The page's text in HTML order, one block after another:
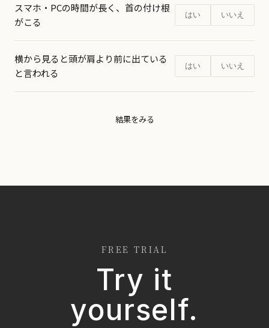
スマホ・PCの時間が長く、首の付け根
がこる
はい いいえ
横から見ると頭が肩より前に出ている
と言われる
はい いいえ
結果をみる
FREE TRIAL
Try it
yourself.